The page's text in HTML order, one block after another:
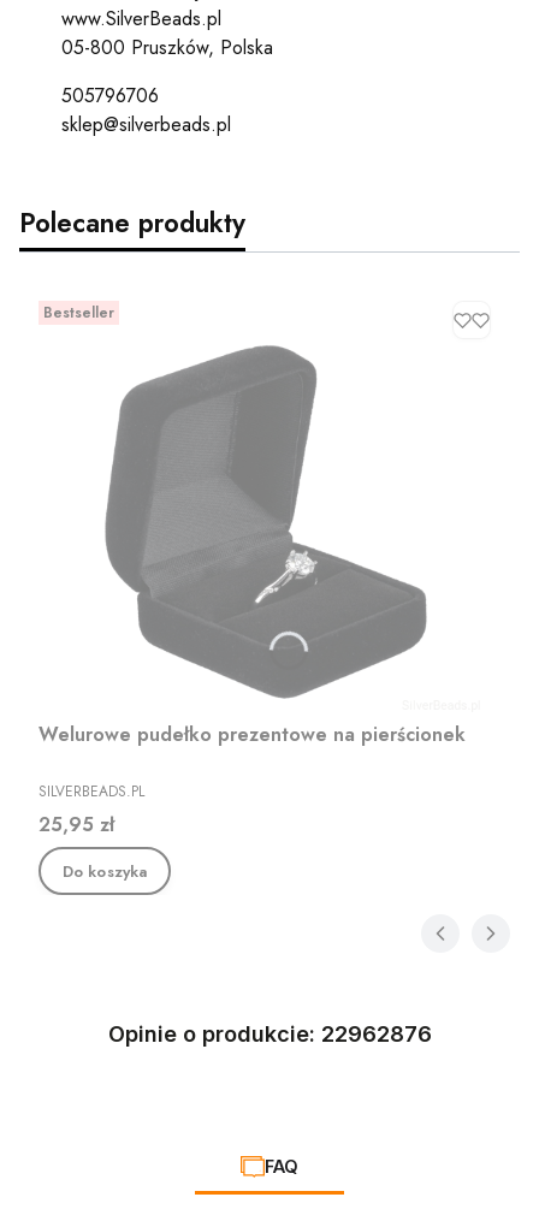
www.SilverBeads.pl
05-800 Pruszków, Polska
505796706
sklep@silverbeads.pl
Polecane produkty
Bestseller
Welurowe pudełko prezentowe na pierścionek
PRODUCENT
SILVERBEADS.PL
Cena
25,95 zł
Do koszyka
Opinie o produkcie: 22962876
FAQ